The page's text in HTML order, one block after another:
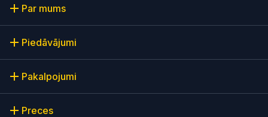
Par mums
Piedāvājumi
Pakalpojumi
Preces